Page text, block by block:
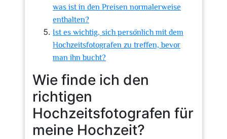
was ist in den Preisen normalerweise
enthalten?
Ist es wichtig, sich persönlich mit dem
Hochzeitsfotografen zu treffen, bevor
man ihn bucht?
Wie finde ich den
richtigen
Hochzeitsfotografen für
meine Hochzeit?